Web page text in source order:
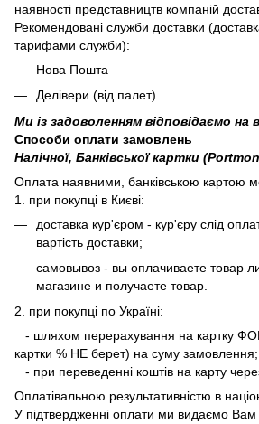
наявності представництв компаній
Рекомендовані служби доставки
тарифами служби):
Нова Пошта
Делівери (від палет)
Ми із задоволенням відповідаємо на
Способи оплати замовлень
Налічної, Банківської картки
Оплата наявними, банківською картою
1. при покупці в Києві:
доставка кур'єром - кур'єру слід
вартість доставки;
самовывоз - вы оплачиваете товар
магазине и получаете товар.
2. при покупці по Україні:
- шляхом перерахування на картку
картки % НЕ берет) на суму замовлення;
- при переведенні коштів на карту
Оплатівальною результативністю в
У підтвердженні оплати ми видаємо Вам